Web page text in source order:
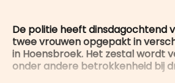
De politie heeft dinsdagochtend
twee vrouwen opgepakt in
in Hoensbroek. Het zestal wordt
onder andere betrokkenheid bij